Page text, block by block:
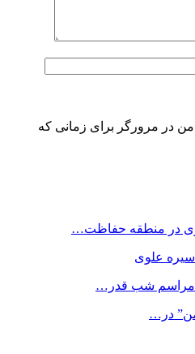
من در مرورگر برای زمانی که
در منطقه حفاظت…
علوی
مراسم شب قدر…
در…